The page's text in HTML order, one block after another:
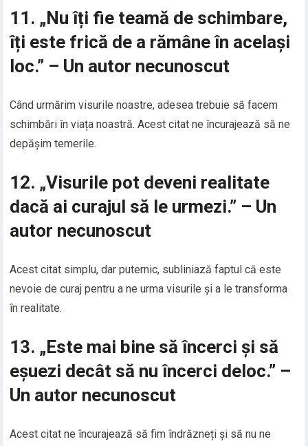
11. „Nu îți fie teamă de schimbare,
îți este frică de a rămâne în același
loc.” – Un autor necunoscut
Când urmărim visurile noastre, adesea trebuie să facem
schimbări în viața noastră. Acest citat ne încurajează să ne
depășim temerile.
12. „Visurile pot deveni realitate
dacă ai curajul să le urmezi.” – Un
autor necunoscut
Acest citat simplu, dar puternic, subliniază faptul că este
nevoie de curaj pentru a ne urma visurile și a le transforma
în realitate.
13. „Este mai bine să încerci și să
eșuezi decât să nu încerci deloc.” –
Un autor necunoscut
Acest citat ne încurajează să fim îndrăzneți și să nu ne